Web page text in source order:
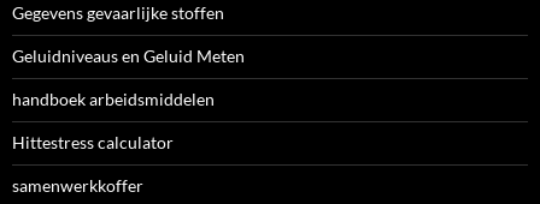
Gegevens gevaarlijke stoffen
Geluidniveaus en Geluid Meten
handboek arbeidsmiddelen
Hittestress calculator
samenwerkkoffer